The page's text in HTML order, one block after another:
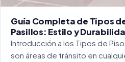
Guía Completa de Tipos
Pasillos: Estilo y
Introducción a los Tipos de
son áreas de tránsito en